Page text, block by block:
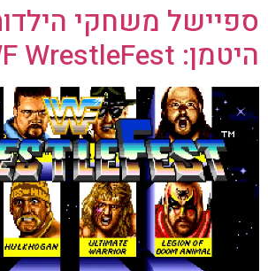
ספיישל משחקי
היטמן: WWF WrestleFest!